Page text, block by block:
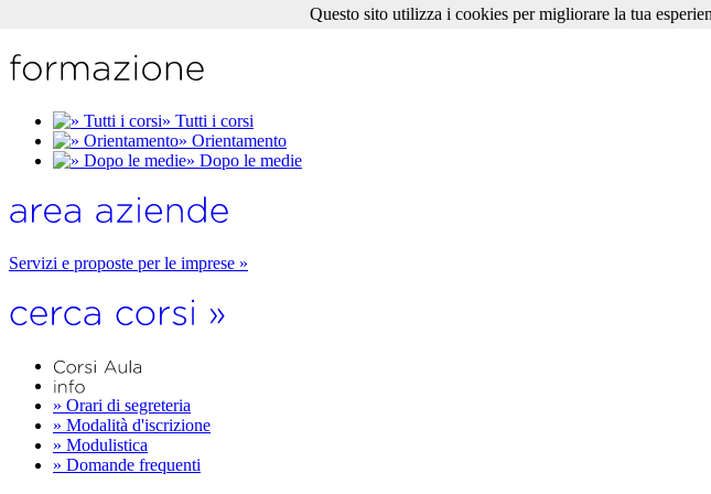
» Tutti i corsi
» Orientamento
» Dopo le medie
Servizi e proposte per le imprese »
» Orari di segreteria
» Modalità d'iscrizione
» Modulistica
» Domande frequenti
Questo sito utilizza i cookies per migliorare la tua